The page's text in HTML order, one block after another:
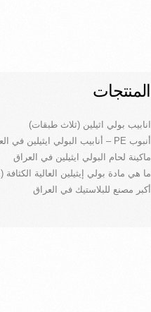
المنتجات
انابيب بولي اثيلين (ثلاث طبقات)
أنبوب PE – أنابيب البولي ايثيلين في العراق
ماكينة لحام البولي ايثيلين في العراق
ما هي مادة بولي إيثيلين العالية الكثافة (HDPE )؟
أكبر⁣ مصنع للبلاستيك في العراق